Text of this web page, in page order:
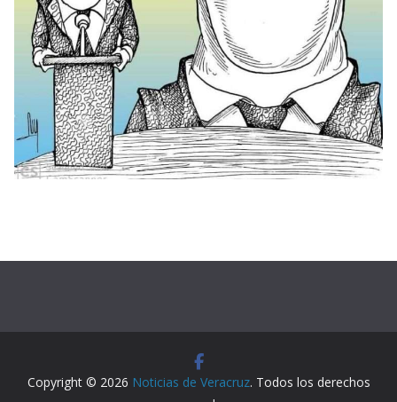
Copyright © 2026 Noticias de Veracruz. Todos los derechos